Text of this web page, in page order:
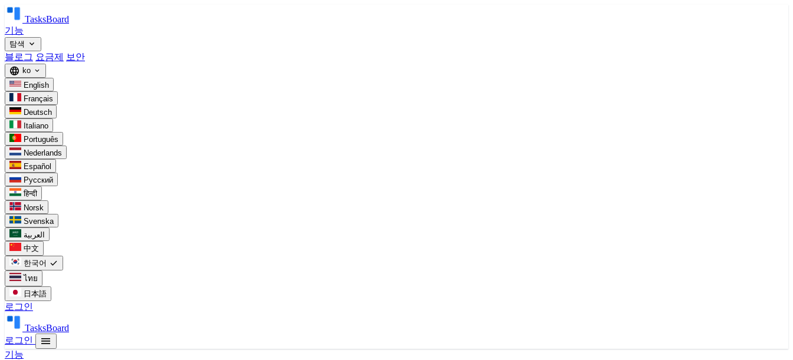
TasksBoard
기능
탐색 expand_more
블로그 요금제 보안
language ko expand_more
English
Français
Deutsch
Italiano
Português
Nederlands
Español
Русский
हिन्दी
Norsk
Svenska
العربية
中文
한국어 check
ไทย
日本語
로그인
TasksBoard
로그인
menu
기능